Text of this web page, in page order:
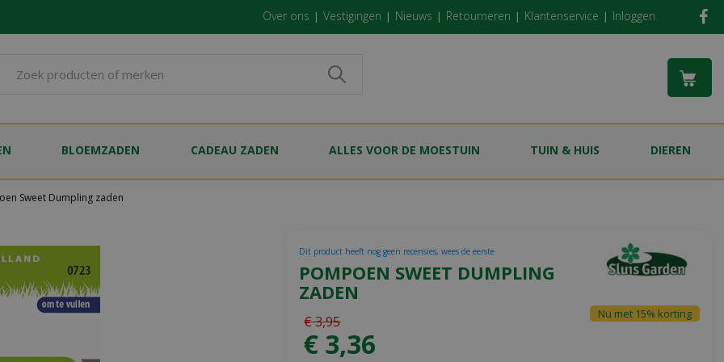
Sweet Dumpling zaden
Over ons Vestigingen Nieuws Retourneren Klantenservice Inloggen
BLOEMZADEN CADEAU ZADEN ALLES VOOR DE MOESTUIN TUIN & HUIS DIEREN
POMPOEN SWEET DUMPLING
ZADEN
Dit product heeft nog geen recensies, wees de eerste
€3,95
€ 3,36
Nu met 15% korting